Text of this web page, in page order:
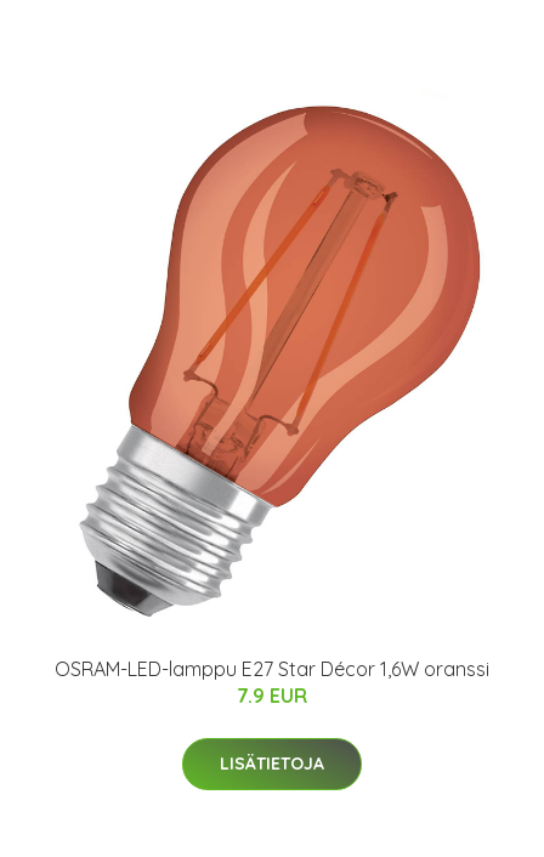
OSRAM-LED-lamppu E27 Star Décor 1,6W oranssi
7.9 EUR
LISÄTIETOJA